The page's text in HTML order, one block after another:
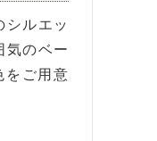
シルエッ
気のベー
をご用意